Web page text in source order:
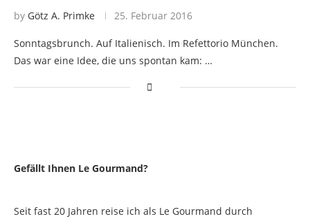
by Götz A. Primke 25. Februar 2016
Sonntagsbrunch. Auf Italienisch. Im Refettorio München.
Das war eine Idee, die uns spontan kam: …
Gefällt Ihnen Le Gourmand?
Seit fast 20 Jahren reise ich als Le Gourmand durch